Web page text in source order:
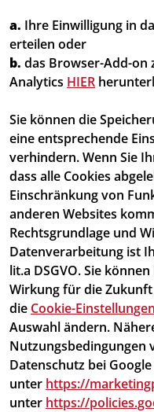
a. Ihre Einwilligung in
erteilen oder
b. das Browser-Add-on
Analytics HIER
Sie können die
eine entsprechende
verhindern. Wenn Sie
dass alle Cookies
Einschränkung von
anderen Websites
Rechtsgrundlage und
Datenverarbeitung ist
lit.a DSGVO. Sie
Wirkung für die
die Cookie-Einstellungen
Auswahl ändern.
Nutzungsbedingungen
Datenschutz bei
unter https://
unter https://